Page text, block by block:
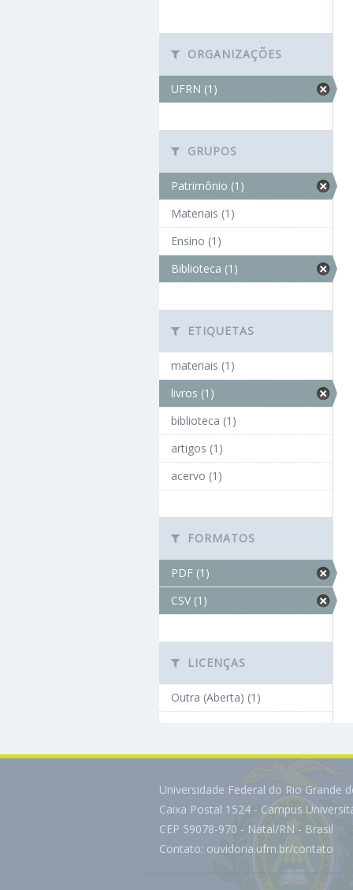
ORGANIZAÇÕES
UFRN (1)
GRUPOS
Patrimônio (1)
Materiais (1)
Ensino (1)
Biblioteca (1)
ETIQUETAS
materiais (1)
livros (1)
biblioteca (1)
artigos (1)
acervo (1)
FORMATOS
PDF (1)
CSV (1)
LICENÇAS
Outra (Aberta) (1)
Universidade Federal do Rio Grande
Caixa Postal 1524 - Campus
CEP 59078-970 - Natal/RN - Brasil
Contato: ouvidoria.ufrn.br/contato